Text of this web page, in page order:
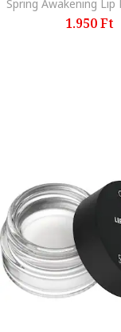
1.950 Ft